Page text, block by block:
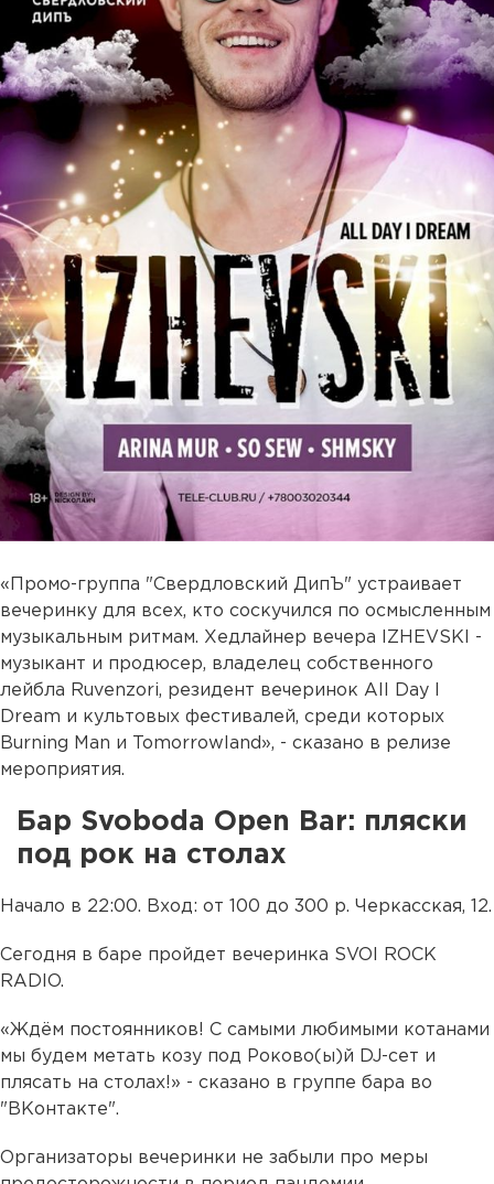
«Промо-группа "Свердловский ДипЪ" устраивает
вечеринку для всех, кто соскучился по осмысленным
музыкальным ритмам. Хедлайнер вечера IZHEVSKI -
музыкант и продюсер, владелец собственного
лейбла Ruvenzori, резидент вечеринок All Day I
Dream и культовых фестивалей, среди которых
Burning Man и Tomorrowland», - сказано в релизе
мероприятия.
Бар Svoboda Open Bar: пляски
под рок на столах
Начало в 22:00. Вход: от 100 до 300 р. Черкасская, 12.
Сегодня в баре пройдет вечеринка SVOI ROCK
RADIO.
«Ждём постоянников! С самыми любимыми котанами
мы будем метать козу под Роково(ы)й DJ-сет и
плясать на столах!» - сказано в группе бара во
"ВКонтакте".
Организаторы вечеринки не забыли про меры